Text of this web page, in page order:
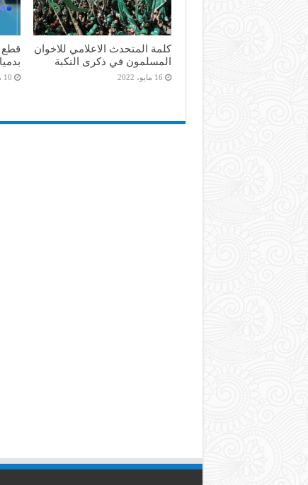
كلمة المتحدث الاعلامي للاخوان
المسلمون في ذكرى النكبة
16 مايو، 2022 10 مايو، 2022